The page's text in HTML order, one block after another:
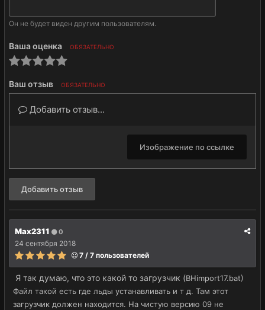
Он не будет виден другим пользователям.
Ваша оценка ОБЯЗАТЕЛЬНО
Ваш отзыв ОБЯЗАТЕЛЬНО
Добавить отзыв...
Изображение по ссылке
Добавить отзыв
Max2311 0
24 сентября 2018
7 / 7 пользователей
Я так думаю, что это какой то загрузчик (BHimport17.bat)
Файл такой есть где льды устанавливать и т д. Там этот
загрузчик должен находится. На чистую версию 09 не